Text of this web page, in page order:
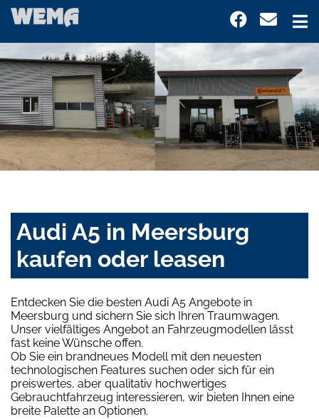
Audi A5 in Meersburg
kaufen oder leasen
Entdecken Sie die besten Audi A5 Angebote in
Meersburg und sichern Sie sich Ihren Traumwagen.
Unser vielfältiges Angebot an Fahrzeugmodellen lässt
fast keine Wünsche offen.
Ob Sie ein brandneues Modell mit den neuesten
technologischen Features suchen oder sich für ein
preiswertes, aber qualitativ hochwertiges
Gebrauchtfahrzeug interessieren, wir bieten Ihnen eine
breite Palette an Optionen.